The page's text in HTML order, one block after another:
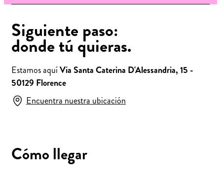
Siguiente paso:
donde tú quieras.
Estamos aquíVia Santa Caterina D'Alessandria, 15 -
50129 Florence
Encuentra nuestra ubicación
Cómo llegar